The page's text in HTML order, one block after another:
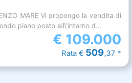
MARE Vi propongo la vendita di
piano posto all\'interno d...
€ 109.000
Rata € 509,37 *